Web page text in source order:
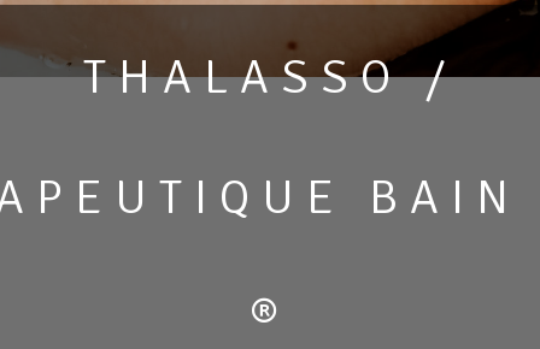
THALASSO /
BAIN
®